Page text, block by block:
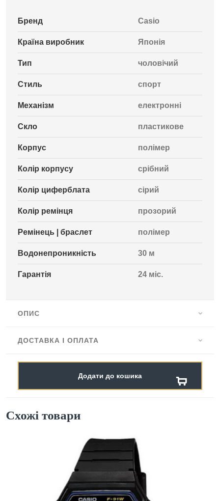
Бренд Casio
Країна виробник Японія
Тип чоловічий
Стиль спорт
Механізм електронні
Скло пластикове
Корпус полімер
Колір корпусу срібний
Колір циферблата сірий
Колір ремінця прозорий
Ремінець | браслет полімер
Водонепроникність 30 м
Гарантія 24 міс.
ОПИС
ДОСТАВКА І ОПЛАТА
Додати до кошика
Схожі товари